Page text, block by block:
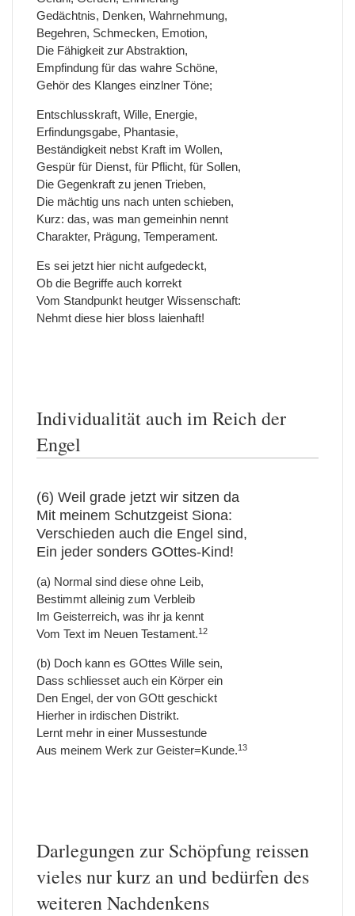
Gedächtnis, Denken, Wahrnehmung,
Begehren, Schmecken, Emotion,
Die Fähigkeit zur Abstraktion,
Empfindung für das wahre Schöne,
Gehör des Klanges einzlner Töne;
Entschlusskraft, Wille, Energie,
Erfindungsgabe, Phantasie,
Beständigkeit nebst Kraft im Wollen,
Gespür für Dienst, für Pflicht, für Sollen,
Die Gegenkraft zu jenen Trieben,
Die mächtig uns nach unten schieben,
Kurz: das, was man gemeinhin nennt
Charakter, Prägung, Temperament.
Es sei jetzt hier nicht aufgedeckt,
Ob die Begriffe auch korrekt
Vom Standpunkt heutger Wissenschaft:
Nehmt diese hier bloss laienhaft!
Individualität auch im Reich der
Engel
(6) Weil grade jetzt wir sitzen da
Mit meinem Schutzgeist Siona:
Verschieden auch die Engel sind,
Ein jeder sonders GOttes-Kind!
(a) Normal sind diese ohne Leib,
Bestimmt alleinig zum Verbleib
Im Geisterreich, was ihr ja kennt
Vom Text im Neuen Testament.12
(b) Doch kann es GOttes Wille sein,
Dass schliesset auch ein Körper ein
Den Engel, der von GOtt geschickt
Hierher in irdischen Distrikt.
Lernt mehr in einer Mussestunde
Aus meinem Werk zur Geister=Kunde.13
Darlegungen zur Schöpfung reissen
vieles nur kurz an und bedürfen des
weiteren Nachdenkens